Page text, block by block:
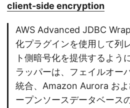
client-side encryption
AWS Advanced JDBC
化プラグインを使用して列
ト側暗号化を提供するよう
ラッパーは、フェイルオー
統合、Amazon Aurora お
ープンソースデータベース